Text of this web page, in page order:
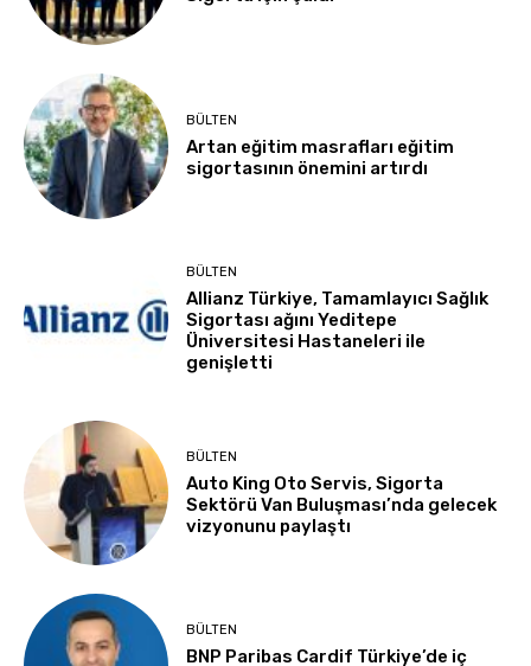
BÜLTEN
Artan eğitim masrafları eğitim
sigortasının önemini artırdı
BÜLTEN
Allianz Türkiye, Tamamlayıcı Sağlık
Sigortası ağını Yeditepe
Üniversitesi Hastaneleri ile
genişletti
BÜLTEN
Auto King Oto Servis, Sigorta
Sektörü Van Buluşması’nda gelecek
vizyonunu paylaştı
BÜLTEN
BNP Paribas Cardif Türkiye’de iç